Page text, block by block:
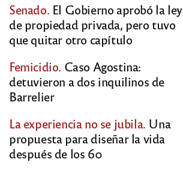
Senado. El Gobierno aprobó la ley
de propiedad privada, pero tuvo
que quitar otro capítulo
Femicidio. Caso Agostina:
detuvieron a dos inquilinos de
Barrelier
La experiencia no se jubila. Una
propuesta para diseñar la vida
después de los 60